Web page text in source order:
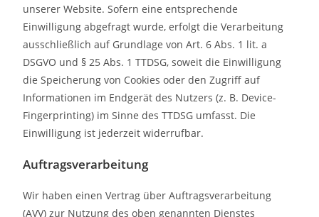
unserer Website. Sofern eine entsprechende
Einwilligung abgefragt wurde, erfolgt die Verarbeitung
ausschließlich auf Grundlage von Art. 6 Abs. 1 lit. a
DSGVO und § 25 Abs. 1 TTDSG, soweit die Einwilligung
die Speicherung von Cookies oder den Zugriff auf
Informationen im Endgerät des Nutzers (z. B. Device-
Fingerprinting) im Sinne des TTDSG umfasst. Die
Einwilligung ist jederzeit widerrufbar.
Auftragsverarbeitung
Wir haben einen Vertrag über Auftragsverarbeitung
(AVV) zur Nutzung des oben genannten Dienstes